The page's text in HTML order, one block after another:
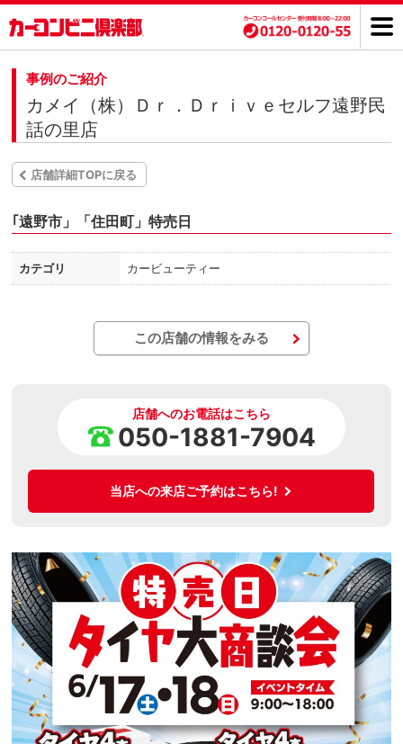
事例のご紹介
カメイ（株）Ｄｒ．Ｄｒｉｖｅセルフ遠野民
話の里店
店舗詳細TOPに戻る
｢遠野市」「住田町」特売日
カテゴリ カービューティー
この店舗の情報をみる
店舗へのお電話はこちら
050-1881-7904
当店への来店ご予約はこちら!